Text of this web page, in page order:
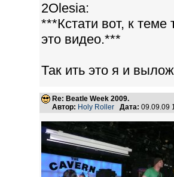
2Olesia:
***Кстати вот, к
это видео.***
Так ить это я и
Re: Beatle Week 2009.
Автор: Holy Roller Дата: 09.09.09